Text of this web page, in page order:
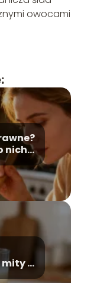
owocami
nich
mity o